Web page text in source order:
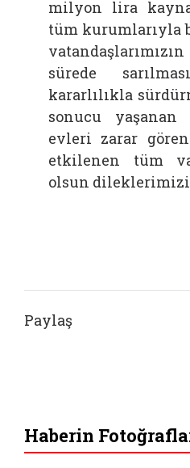
milyon lira
tüm kurumlarıyla
sürede
kararlılıkla
sonucu
evleri zarar
etkilenen tüm
olsun
Paylaş
Haberin